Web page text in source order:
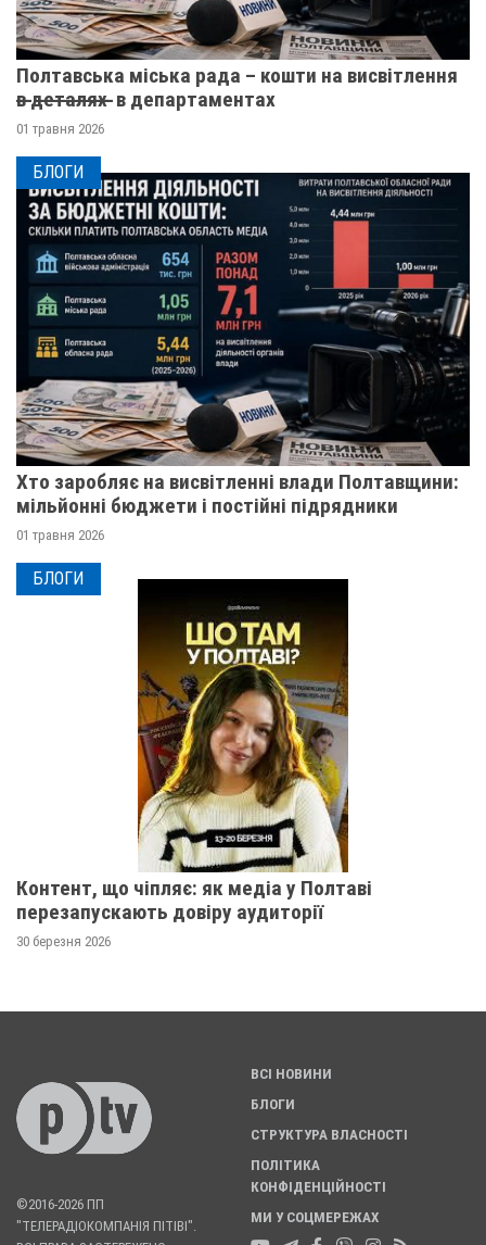
Полтавська міська рада – кошти на висвітлення
в̶ ̶д̶е̶т̶а̶л̶я̶х̶ ̶ в департаментах
01 травня 2026
БЛОГИ
Хто заробляє на висвітленні влади Полтавщини:
мільйонні бюджети і постійні підрядники
01 травня 2026
БЛОГИ
Контент, що чіпляє: як медіа у Полтаві
перезапускають довіру аудиторії
30 березня 2026
©2016-2026 ПП
"ТЕЛЕРАДІОКОМПАНІЯ ПІТІВІ".
ВСІ НОВИНИ
БЛОГИ
СТРУКТУРА ВЛАСНОСТІ
ПОЛІТИКА
КОНФІДЕНЦІЙНОСТІ
МИ У СОЦМЕРЕЖАХ